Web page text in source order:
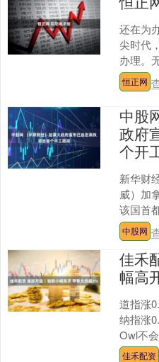
还在为
尖时代
办理。
手机、
现“丝滑
恒正网
中股
政府
个开
新华财
威）加
该国首
作为加
工路段
中股网
佳禾
幅高
道指涨
纳指涨
Owl不
交易。
佳禾配资